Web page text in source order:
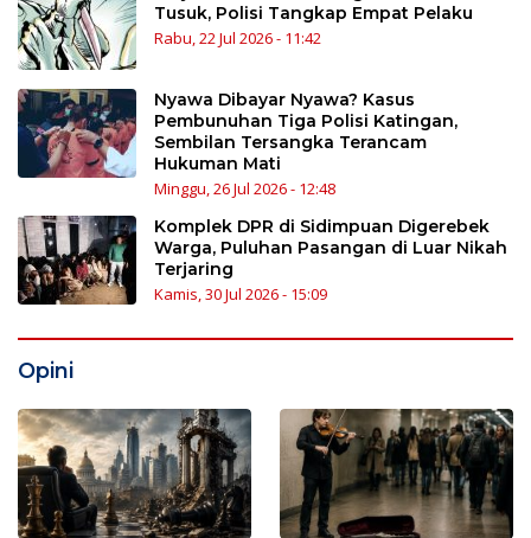
Tusuk, Polisi Tangkap Empat Pelaku
Rabu, 22 Jul 2026 - 11:42
Nyawa Dibayar Nyawa? Kasus
Pembunuhan Tiga Polisi Katingan,
Sembilan Tersangka Terancam
Hukuman Mati
Minggu, 26 Jul 2026 - 12:48
Komplek DPR di Sidimpuan Digerebek
Warga, Puluhan Pasangan di Luar Nikah
Terjaring
Kamis, 30 Jul 2026 - 15:09
Opini